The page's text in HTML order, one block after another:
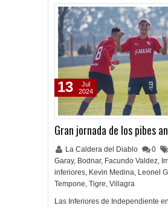
Gran jornada de los pibes
La Caldera del Diablo 0
Garay, Bodnar, Facundo Valdez,
inferiores, Kevin Medina, Leonel
Tempone, Tigre, Villagra
Las Inferiores de Independiente
13
Jul
2024